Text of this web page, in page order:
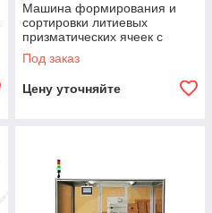
Машина формирования и
сортировки литиевых
призматических ячеек с
обратной связью энергии
5VMax240A.
Под заказ
Цену уточняйте